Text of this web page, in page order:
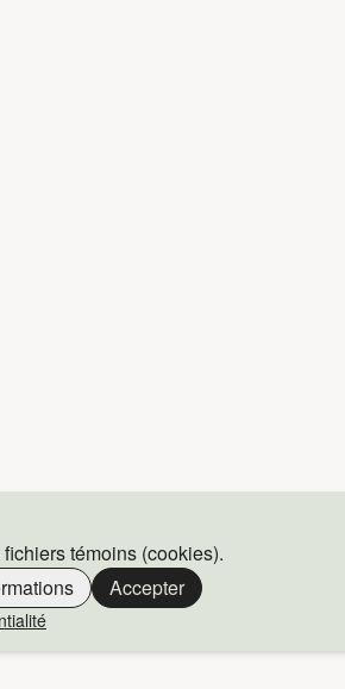
témoins (cookies).
Accepter